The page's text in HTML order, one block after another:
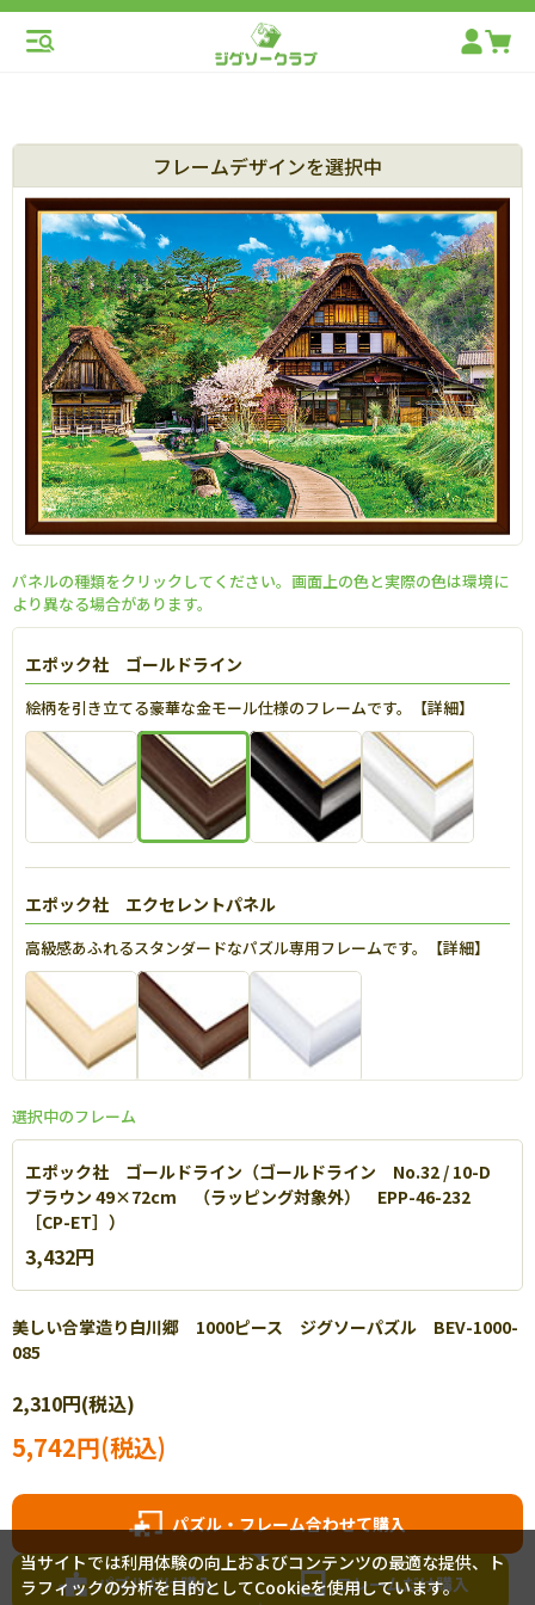
フレームデザインを選択中
パネルの種類をクリックしてください。画面上の色と実際の色は環境に
より異なる場合があります。
エポック社 ゴールドライン
絵柄を引き立てる豪華な金モール仕様のフレームです。【詳細】
エポック社 エクセレントパネル
高級感あふれるスタンダードなパズル専用フレームです。【詳細】
エポック社 パネルマックス
軽量なアルミを使用し丈夫で扱いやすいパネルです。【 詳細 】
様！
選択中のフレーム
エポック社 ゴールドライン（ゴールドライン No.32 / 10-D
ブラウン 49×72cm （ラッピング対象外） EPP-46-232
［CP-ET］）
3,432円
美しい合掌造り白川郷 1000ピース ジグソーパズル BEV-1000-
085
2,310円(税込)
5,742円(税込)
パズル・フレーム合わせて購入
パズルだけ購入 フレームだけ購入
当サイトでは利用体験の向上およびコンテンツの最適な提供、ト
ラフィックの分析を目的としてCookieを使用しています。